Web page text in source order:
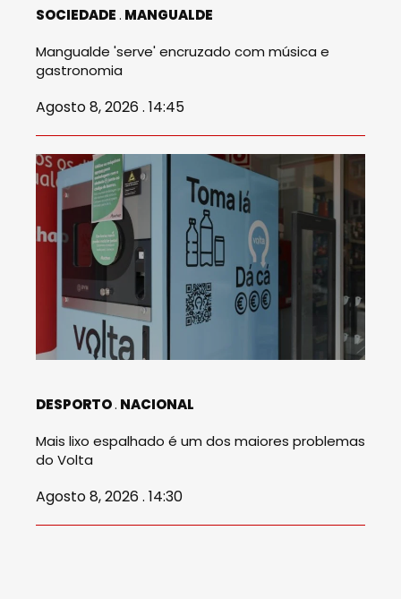
SOCIEDADE MANGUALDE
Mangualde 'serve' encruzado com música e
gastronomia
Agosto 8, 2026 . 14:45
DESPORTO NACIONAL
Mais lixo espalhado é um dos maiores problemas
do Volta
Agosto 8, 2026 . 14:30